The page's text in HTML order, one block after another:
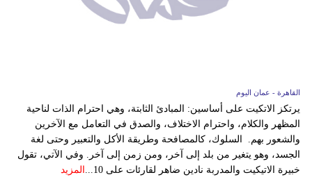
القاهرة - عمان اليوم
يرتكز الاتكيت على أساسين: المبادئ الثابتة، وهي احترام الذات لناحية
المظهر والكلام، واحترام الاختلاف، والصدق في التعامل مع الآخرين
والشعور بهم. السلوك، كالمصافحة وطريقة الأكل والتعبير وحتى لغة
الجسد، وهو يتغير من بلد إلى آخر، ومن زمن إلى آخر. وفي الآتي، تقول
خبيرة الاتيكيت والمدربة نادين ضاهر لقارئات على 10...
المزيد